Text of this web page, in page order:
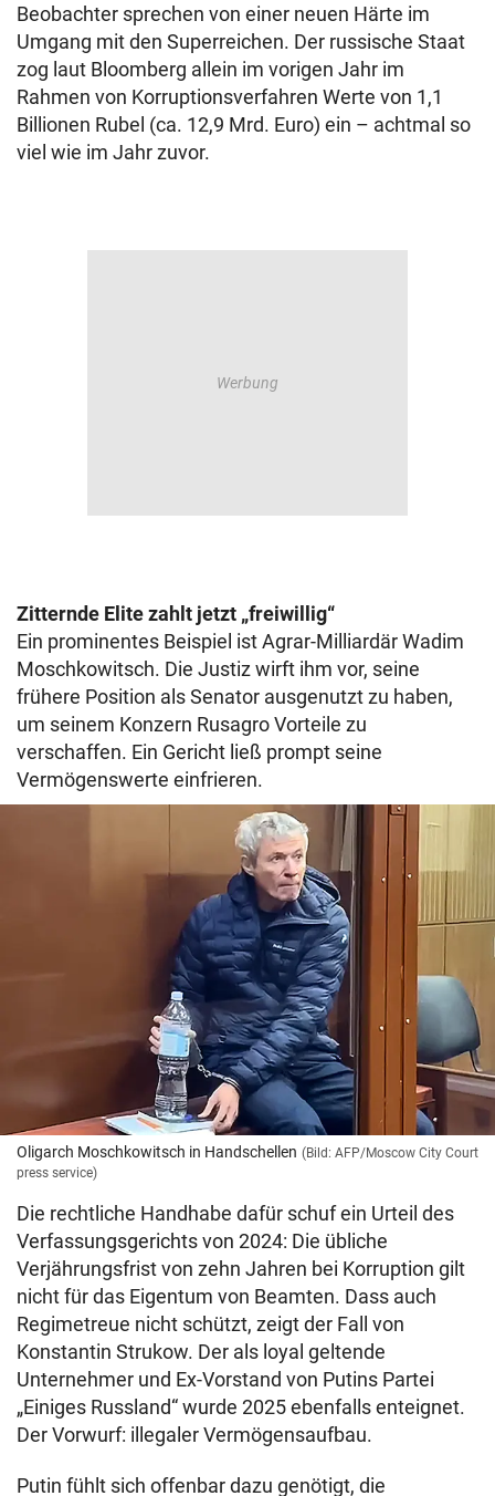
Beobachter sprechen von einer neuen Härte im
Umgang mit den Superreichen. Der russische Staat
zog laut Bloomberg allein im vorigen Jahr im
Rahmen von Korruptionsverfahren Werte von 1,1
Billionen Rubel (ca. 12,9 Mrd. Euro) ein – achtmal so
viel wie im Jahr zuvor.
Zitternde Elite zahlt jetzt „freiwillig“
Ein prominentes Beispiel ist Agrar-Milliardär Wadim
Moschkowitsch. Die Justiz wirft ihm vor, seine
frühere Position als Senator ausgenutzt zu haben,
um seinem Konzern Rusagro Vorteile zu
verschaffen. Ein Gericht ließ prompt seine
Vermögenswerte einfrieren.
Oligarch Moschkowitsch in Handschellen (Bild: AFP/Moscow City Court
press service)
Die rechtliche Handhabe dafür schuf ein Urteil des
Verfassungsgerichts von 2024: Die übliche
Verjährungsfrist von zehn Jahren bei Korruption gilt
nicht für das Eigentum von Beamten. Dass auch
Regimetreue nicht schützt, zeigt der Fall von
Konstantin Strukow. Der als loyal geltende
Unternehmer und Ex-Vorstand von Putins Partei
„Einiges Russland“ wurde 2025 ebenfalls enteignet.
Der Vorwurf: illegaler Vermögensaufbau.
Putin fühlt sich offenbar dazu genötigt, die